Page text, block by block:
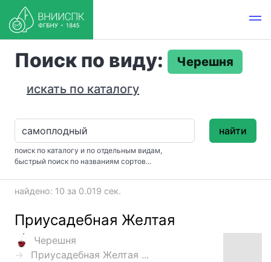
Поиск по виду:
Черешня
искать по каталогу
поиск по каталогу и по отдельным видам,
быстрый поиск по названиям сортов...
найти
найдено: 10 за 0.019 сек.
Приусадебная Желтая
Черешня
Приусадебная Желтая ...